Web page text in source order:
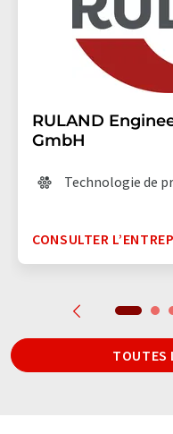
RULAND
GmbH
Technologie de
CONSULTER
TOUTES